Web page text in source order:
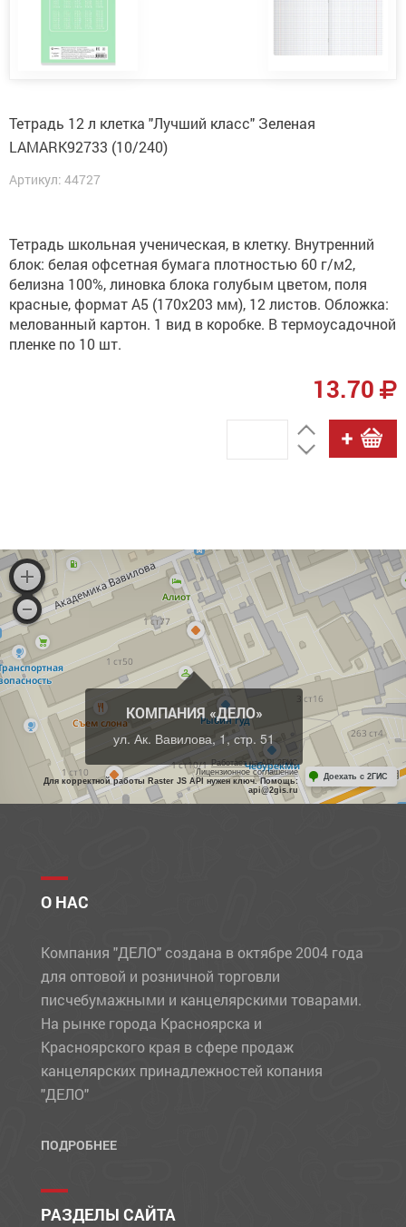
Тетрадь 12 л клетка "Лучший класс" Зеленая
LAMARK92733 (10/240)
Артикул: 44727
Тетрадь школьная ученическая, в клетку. Внутренний
блок: белая офсетная бумага плотностью 60 г/м2,
белизна 100%, линовка блока голубым цветом, поля
красные, формат А5 (170х203 мм), 12 листов. Обложка:
мелованный картон. 1 вид в коробке. В термоусадочной
пленке по 10 шт.
13.70
КОМПАНИЯ «ДЕЛО»
ул. Ак. Вавилова, 1, стр. 51
Работает на API 2ГИС
Лицензионное соглашение
Для корректной работы Raster JS API нужен ключ. Помощь:
api@2gis.ru
Доехать с 2ГИС
О НАС
Компания "ДЕЛО" создана в октябре 2004 года
для оптовой и розничной торговли
писчебумажными и канцелярскими товарами.
На рынке города Красноярска и
Красноярского края в сфере продаж
канцелярских принадлежностей копания
"ДЕЛО"
ПОДРОБНЕЕ
РАЗДЕЛЫ САЙТА